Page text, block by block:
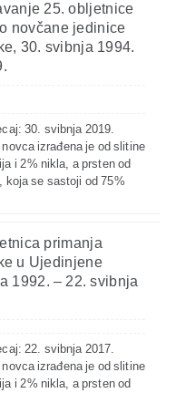
25. obljetnice
novčane jedinice
30. svibnja 1994.
30. svibnja 2019.
izrađena je od slitine
i 2% nikla, a prsten od
koja se sastoji od 75%
primanja
u Ujedinjene
1992. – 22. svibnja
22. svibnja 2017.
izrađena je od slitine
i 2% nikla, a prsten od